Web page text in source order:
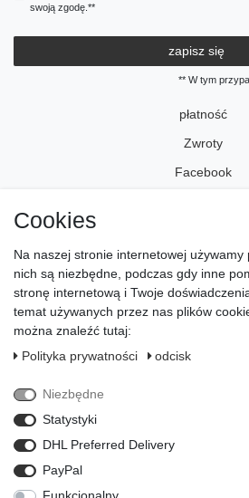
swoją zgodę.**
zapisz się
** W tym
płatność
Zwroty
Facebook
odcisk
Polityka ­prywatności
warunki
Payment methods
Cookies
Na naszej stronie internetowej
nich są niezbędne, podczas gdy inne
stronę internetową i Twoje
temat używanych przez nas plików
można znaleźć tutaj:
Polityka ­prywatności
odcisk
Niezbędne
Statystyki
DHL Preferred Delivery
PayPal